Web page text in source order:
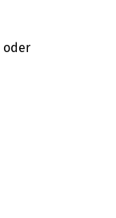
oder